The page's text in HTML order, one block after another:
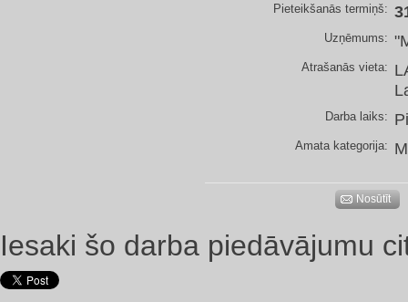
Pieteikšanās termiņš:
Uzņēmums:
Atrašanās vieta:
Darba laiks:
Amata kategorija:
Nosūtīt
Iesaki šo darba piedāvājumu